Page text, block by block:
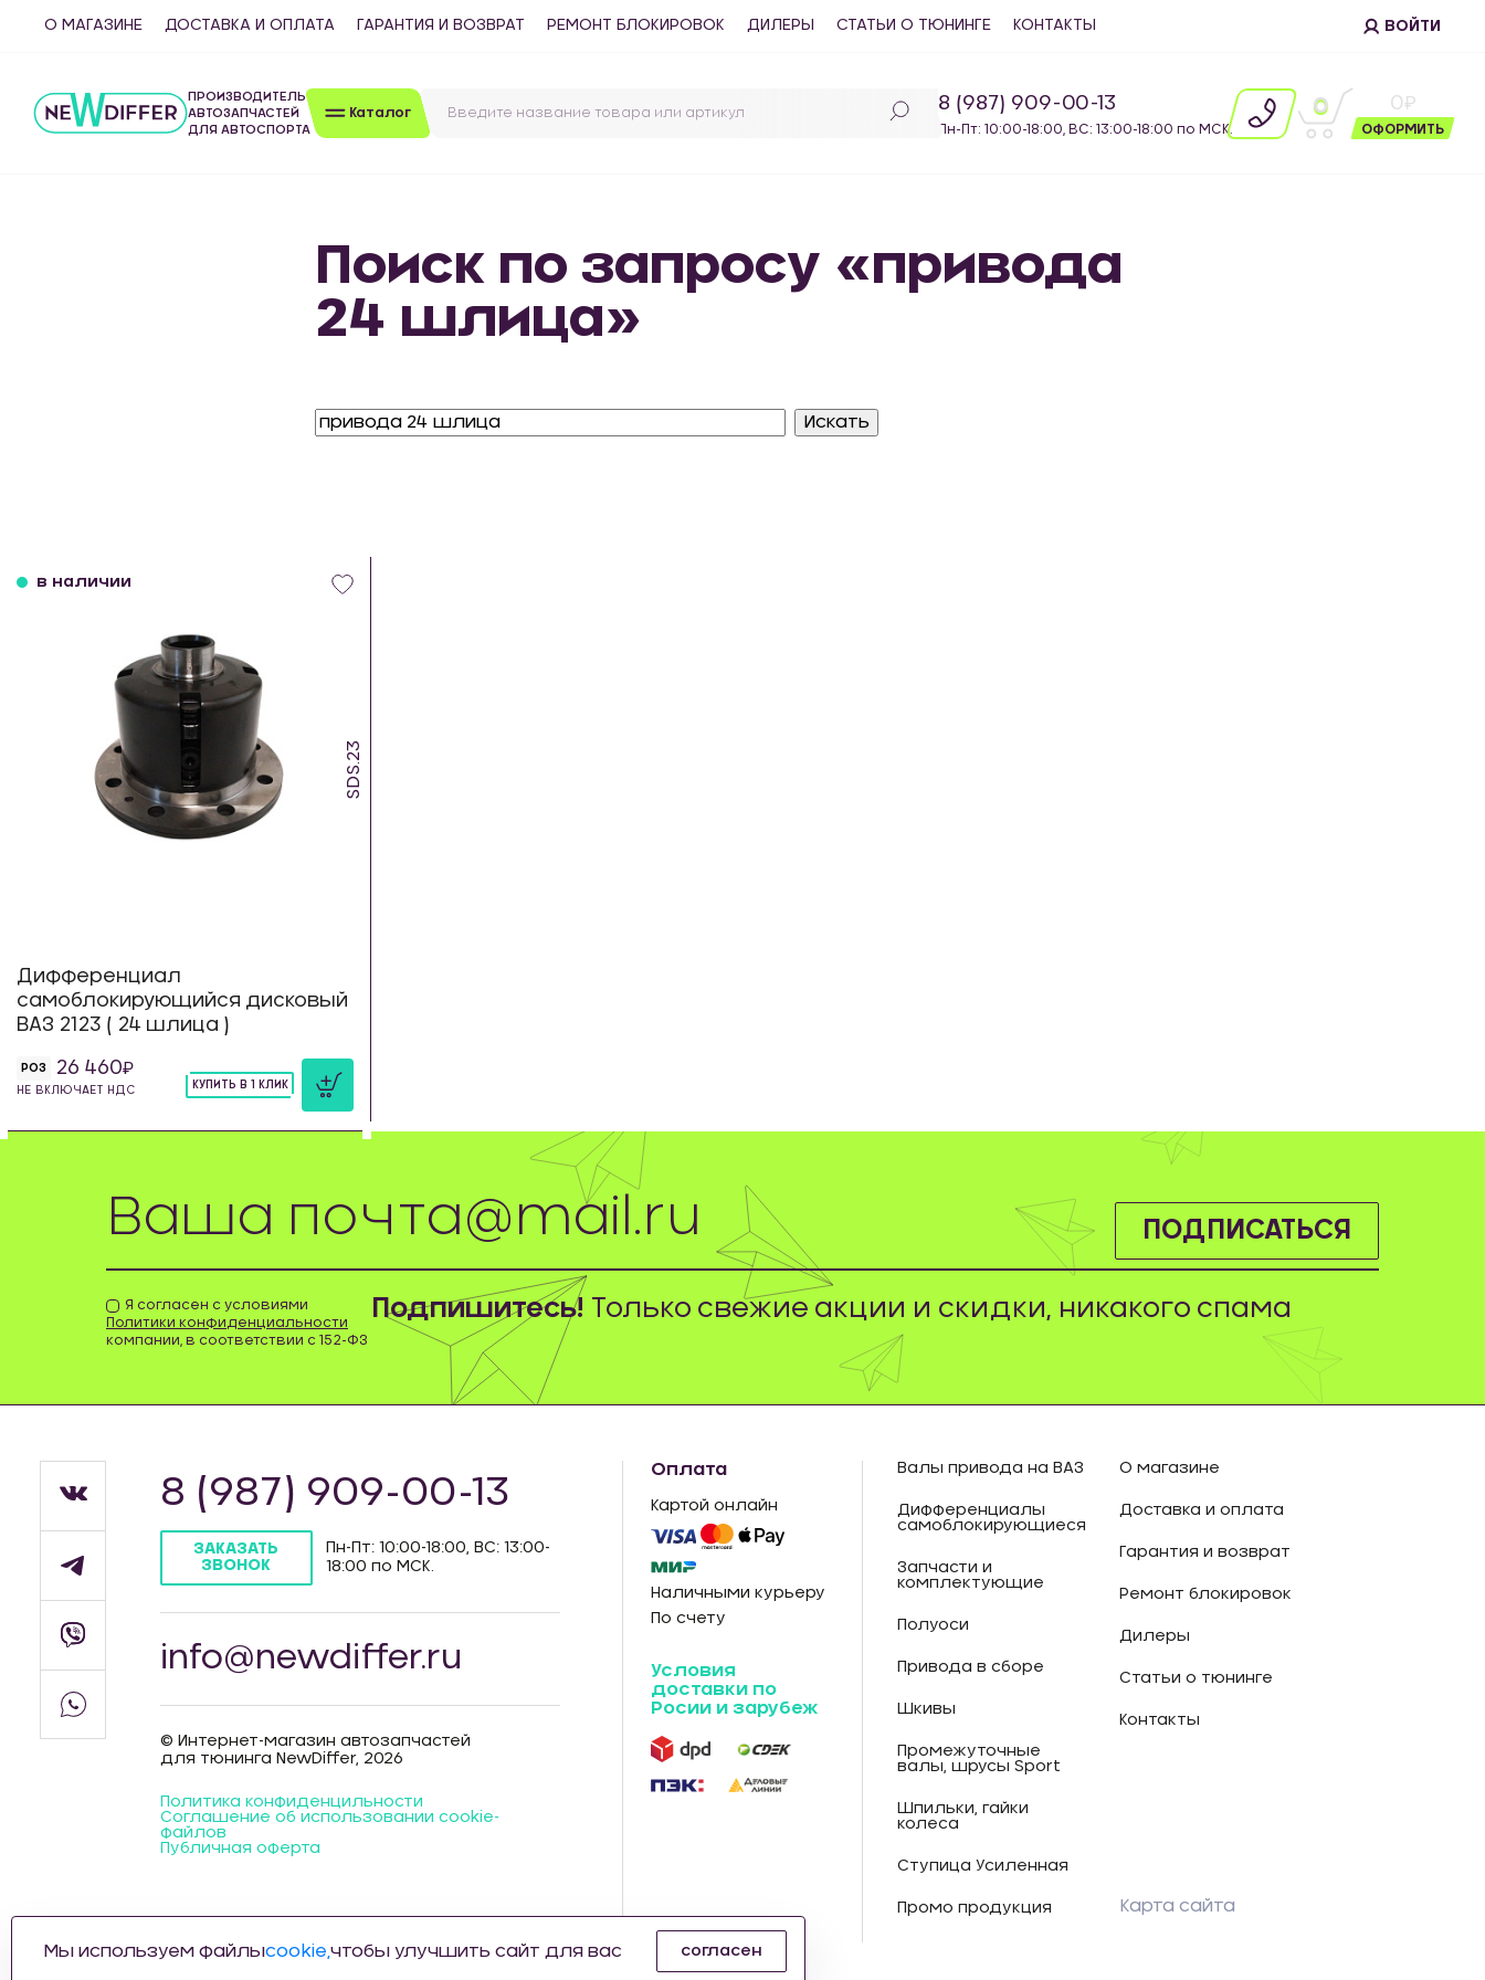
О МАГАЗИНЕ ДОСТАВКА И ОПЛАТА ГАРАНТИЯ И ВОЗВРАТ РЕМОНТ БЛОКИРОВОК ДИЛЕРЫ СТАТЬИ О ТЮНИНГЕ КОНТАКТЫ ВОЙТИ
ПРОИЗВОДИТЕЛЬ
АВТОЗАПЧАСТЕЙ
ДЛЯ АВТОСПОРТА
Каталог 8 (987) 909-00-13
Пн-Пт: 10:00-18:00, ВС: 13:00-18:00 по МСК.
0 0
ОФОРМИТЬ
Поиск по запросу «привода
24 шлица»
SDS.23
в наличии
Дифференциал
самоблокирующийся дисковый
ВАЗ 2123 ( 24 шлица )
РОЗ 26 460
НЕ ВКЛЮЧАЕТ НДС КУПИТЬ В 1 КЛИК
ПОДПИСАТЬСЯ
Я согласен с условиями
Политики конфиденциальности
компании, в соответствии с 152-ФЗ
Подпишитесь! Только свежие акции и скидки, никакого спама
8 (987) 909-00-13
ЗАКАЗАТЬ
ЗВОНОК
Пн-Пт: 10:00-18:00, ВС: 13:00-
18:00 по МСК.
info@newdiffer.ru
© Интернет-магазин автозапчастей
для тюнинга NewDiffer, 2026
Политика конфиденцильности
Соглашение об использовании cookie-
файлов
Публичная оферта
Оплата
Картой онлайн
Наличными курьеру
По счету
Условия
доставки по
Росии и зарубеж
Валы привода на ВАЗ
Дифференциалы
самоблокирующиеся
Запчасти и
комплектующие
Полуоси
Привода в сборе
Шкивы
Промежуточные
валы, шрусы Sport
Шпильки, гайки
колеса
Ступица Усиленная
Промо продукция
О магазине
Доставка и оплата
Гарантия и возврат
Ремонт блокировок
Дилеры
Статьи о тюнинге
Контакты
Карта сайта
Мы используем файлыcookie, чтобы улучшить сайт для вас согласен